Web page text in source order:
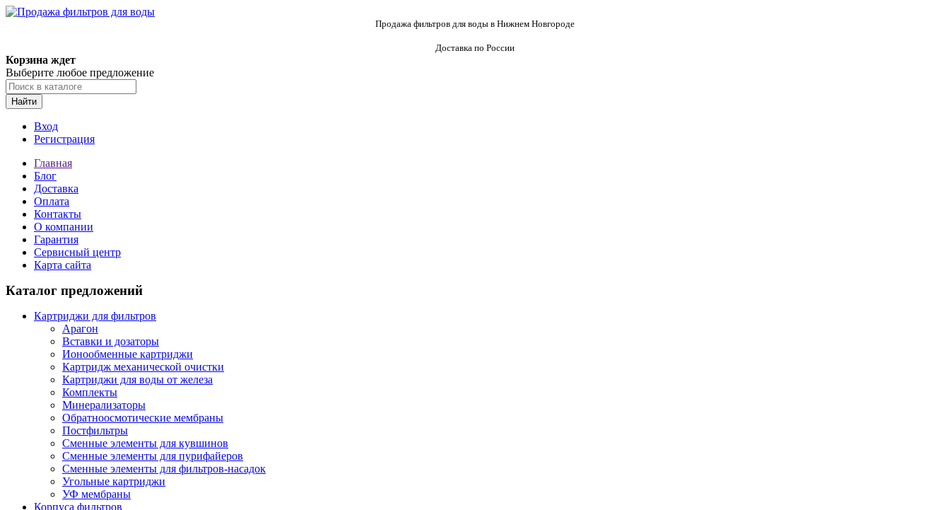
Продажа фильтров для воды в Нижнем Новгороде
Доставка по России
Корзина ждет
Выберите любое предложение
Найти
Вход
Регистрация
Главная
Блог
Доставка
Оплата
Контакты
О компании
Гарантия
Сервисный центр
Карта сайта
Каталог предложений
Картриджи для фильтров
Арагон
Вставки и дозаторы
Ионообменные картриджи
Картридж механической очистки
Картриджи для воды от железа
Комплекты
Минерализаторы
Обратноосмотические мембраны
Постфильтры
Сменные элементы для кувшинов
Сменные элементы для пурифайеров
Сменные элементы для фильтров-насадок
Угольные картриджи
УФ мембраны
Корпуса фильтров